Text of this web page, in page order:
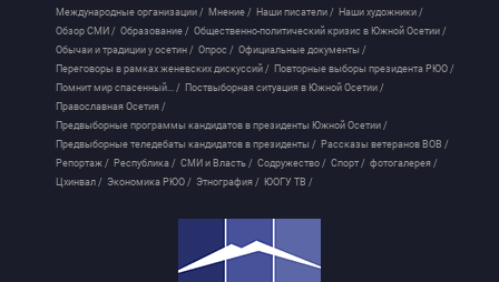
Международные организации / Мнение / Наши писатели / Наши художники /
Обзор СМИ / Образование / Общественно-политический кризис в Южной Осетии /
Обычаи и традиции у осетин / Опрос / Официальные документы /
Переговоры в рамках женевских дискуссий / Повторные выборы президента РЮО /
Помнит мир спасенный... / Поствыборная ситуация в Южной Осетии /
Православная Осетия /
Предвыборные программы кандидатов в президенты Южной Осетии /
Предвыборные теледебаты кандидатов в президенты / Рассказы ветеранов ВОВ /
Репортаж / Республика / СМИ и Власть / Содружество / Спорт / фотогалерея /
Цхинвал / Экономика РЮО / Этнография / ЮОГУ ТВ /